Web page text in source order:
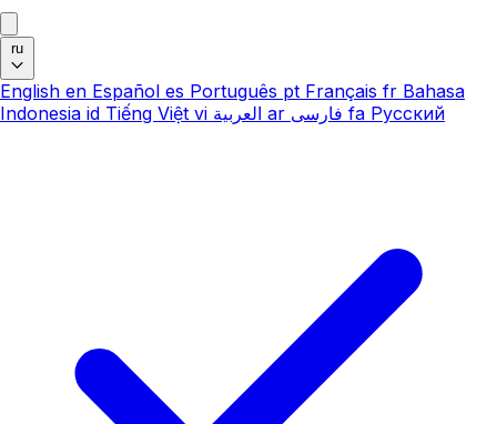
ru
English en Español es Português pt Français fr Bahasa
Indonesia id Tiếng Việt vi العربية ar فارسی fa Русский